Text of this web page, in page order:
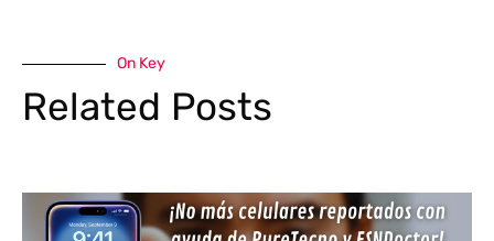
On Key
Related Posts